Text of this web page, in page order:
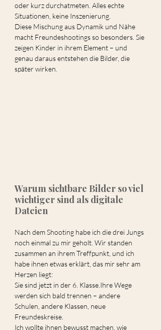
oder kurz durchatmeten. Alles echte
Situationen, keine Inszenierung.
Diese Mischung aus Dynamik und Nähe
macht Freundeshootings so besonders. Sie
zeigen Kinder in ihrem Element – und
genau daraus entstehen die Bilder, die
später wirken.
Warum sichtbare Bilder so viel
wichtiger sind als digitale
Dateien
Nach dem Shooting habe ich die drei Jungs
noch einmal zu mir geholt. Wir standen
zusammen an ihrem Treffpunkt, und ich
habe ihnen etwas erklärt, das mir sehr am
Herzen liegt:
Sie sind jetzt in der 6. Klasse.Ihre Wege
werden sich bald trennen – andere
Schulen, andere Klassen, neue
Freundeskreise.
Ich wollte ihnen bewusst machen, wie